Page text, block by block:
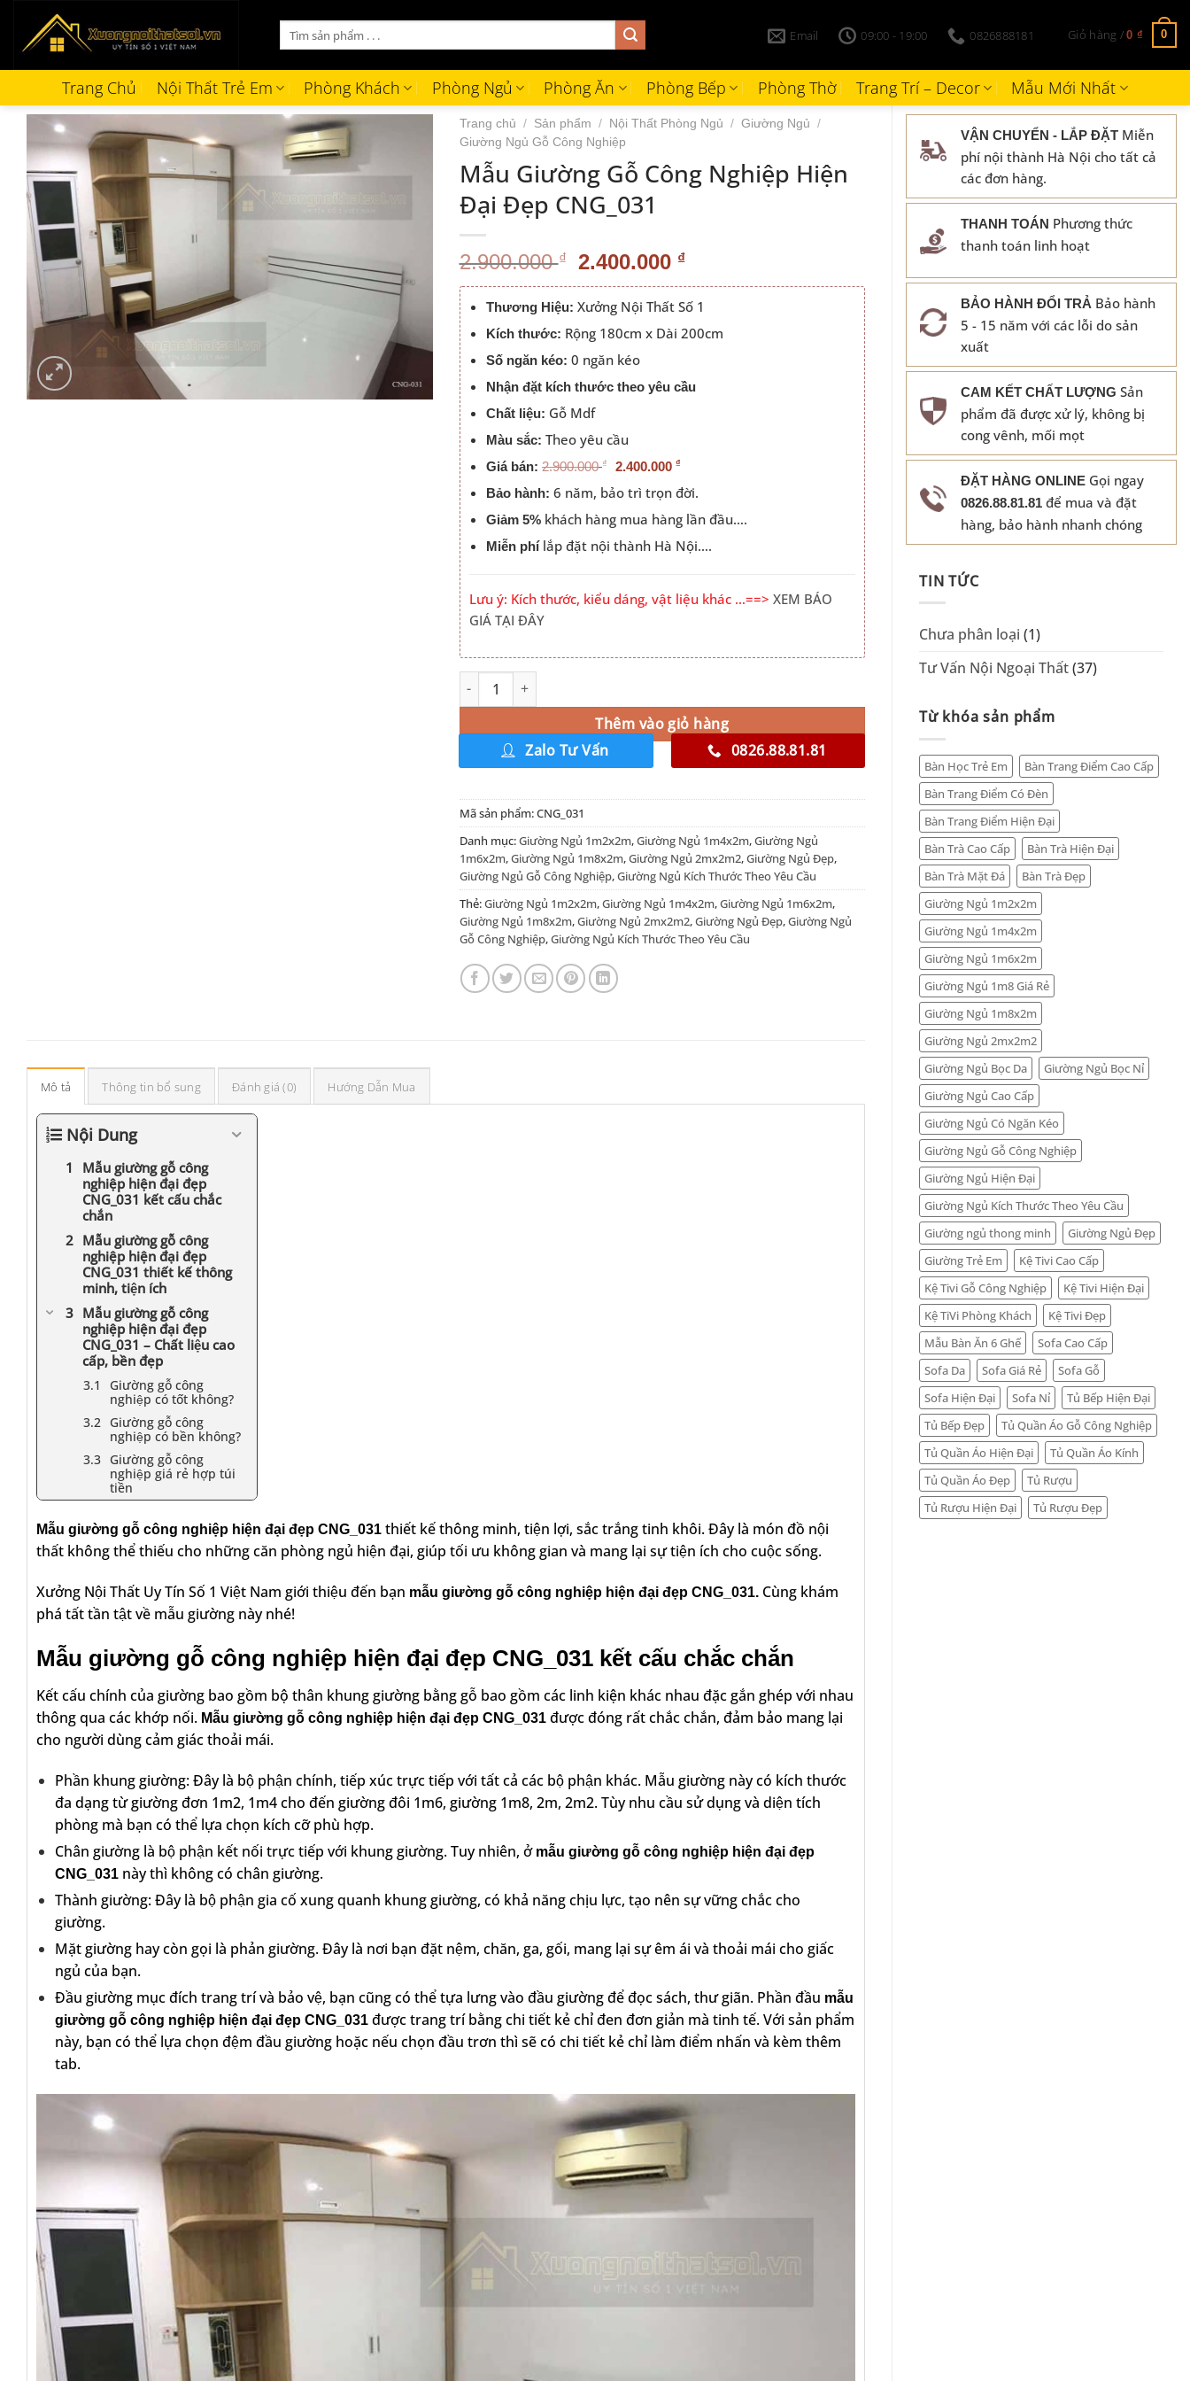
Tìm
kiếm:
Email 09:00 - 19:00 0826888181 Giỏ hàng /0 ₫ 0
Trang Chủ Nội Thất Trẻ Em Phòng Khách Phòng Ngủ Phòng Ăn Phòng Bếp Phòng Thờ Trang Trí – Decor Mẫu Mới Nhất
VẬN CHUYỂN - LẮP ĐẶT Miễn
phí nội thành Hà Nội cho tất cả
các đơn hàng.
THANH TOÁN Phương thức
thanh toán linh hoạt
BẢO HÀNH ĐỔI TRẢ Bảo hành
5 - 15 năm với các lỗi do sản
xuất
CAM KẾT CHẤT LƯỢNG Sản
phẩm đã được xử lý, không bị
cong vênh, mối mọt
ĐẶT HÀNG ONLINE Gọi ngay
0826.88.81.81 để mua và đặt
hàng, bảo hành nhanh chóng
TIN TỨC
Chưa phân loại (1)
Tư Vấn Nội Ngoại Thất(37)
Từ khóa sản phẩm
Bàn Học Trẻ Em
Bàn Trang Điểm Cao Cấp
Bàn Trang Điểm Có Đèn
Bàn Trang Điểm Hiện Đại
Bàn Trà Cao Cấp
Bàn Trà Hiện Đại
Bàn Trà Mặt Đá
Bàn Trà Đẹp
Giường Ngủ 1m2x2m
Giường Ngủ 1m4x2m
Giường Ngủ 1m6x2m
Giường Ngủ 1m8 Giá Rẻ
Giường Ngủ 1m8x2m
Giường Ngủ 2mx2m2
Giường Ngủ Bọc Da
Giường Ngủ Bọc Nỉ
Giường Ngủ Cao Cấp
Giường Ngủ Có Ngăn Kéo
Giường Ngủ Gỗ Công Nghiệp
Giường Ngủ Hiện Đại
Giường Ngủ Kích Thước Theo Yêu Cầu
Giường ngủ thong minh
Giường Ngủ Đẹp
Giường Trẻ Em
Kệ Tivi Cao Cấp
Kệ Tivi Gỗ Công Nghiệp
Kệ Tivi Hiện Đại
Kệ TiVi Phòng Khách
Kệ Tivi Đẹp
Mẫu Bàn Ăn 6 Ghế
Sofa Cao Cấp
Sofa Da
Sofa Giá Rẻ
Sofa Gỗ
Sofa Hiện Đại
Sofa Nỉ
Tủ Bếp Hiện Đại
Tủ Bếp Đẹp
Tủ Quần Áo Gỗ Công Nghiệp
Tủ Quần Áo Hiện Đại
Tủ Quần Áo Kính
Tủ Quần Áo Đẹp
Tủ Rượu
Tủ Rượu Hiện Đại
Tủ Rượu Đẹp
Trang chủ / Sản phẩm / Nội Thất Phòng Ngủ / Giường Ngủ
/
Giường Ngủ Gỗ Công Nghiệp
Mẫu Giường Gỗ Công Nghiệp Hiện
Đại Đẹp CNG_031
2.900.000₫ Giá
gốc
là:
2.900.000 ₫.
2.400.000 ₫Giá
hiện
tại
là:
2.400.000 ₫.
Thương Hiệu: Xưởng Nội Thất Số 1
Kích thước: Rộng 180cm x Dài 200cm
Số ngăn kéo: 0 ngăn kéo
Nhận đặt kích thước theo yêu cầu
Chất liệu: Gỗ Mdf
Màu sắc: Theo yêu cầu
Giá bán: 2.900.000 ₫ 2.400.000 ₫
Bảo hành: 6 năm, bảo trì trọn đời.
Giảm 5% khách hàng mua hàng lần đầu….
Miễn phílắp đặt nội thành Hà Nội….
Lưu ý: Kích thước, kiểu dáng, vật liệu khác …==> XEM BÁO
GIÁ TẠI ĐÂY
Mẫu Giường Gỗ Công Nghiệp Hiện Đại Đẹp CNG_031 số lượng
Thêm vào giỏ hàng
Alternative:
Zalo Tư Vấn 0826.88.81.81
Mã sản phẩm:CNG_031
Danh mục:Giường Ngủ 1m2x2m,Giường Ngủ 1m4x2m,Giường Ngủ
1m6x2m,Giường Ngủ 1m8x2m,Giường Ngủ 2mx2m2,Giường Ngủ Đẹp,
Giường Ngủ Gỗ Công Nghiệp,Giường Ngủ Kích Thước Theo Yêu Cầu
Thẻ:Giường Ngủ 1m2x2m,Giường Ngủ 1m4x2m,Giường Ngủ 1m6x2m,
Giường Ngủ 1m8x2m,Giường Ngủ 2mx2m2,Giường Ngủ Đẹp,Giường Ngủ
Gỗ Công Nghiệp,Giường Ngủ Kích Thước Theo Yêu Cầu
Mô tả Thông tin bổ sung Đánh giá (0) Hướng Dẫn Mua
Nội Dung
Mẫu giường gỗ công
nghiệp hiện đại đẹp
CNG_031 kết cấu chắc
chắn
Mẫu giường gỗ công
nghiệp hiện đại đẹp
CNG_031 thiết kế thông
minh, tiện ích
Mẫu giường gỗ công
nghiệp hiện đại đẹp
CNG_031 – Chất liệu cao
cấp, bền đẹp
Giường gỗ công
nghiệp có tốt không?
Giường gỗ công
nghiệp có bền không?
Giường gỗ công
nghiệp giá rẻ hợp túi
tiền
Mẫu giường gỗ công nghiệp hiện đại đẹp CNG_031 thiết kế thông minh, tiện lợi, sắc trắng tinh khôi. Đây là món đồ nội
thất không thể thiếu cho những căn phòng ngủ hiện đại, giúp tối ưu không gian và mang lại sự tiện ích cho cuộc sống.
Xưởng Nội Thất Uy Tín Số 1 Việt Nam giới thiệu đến bạn mẫu giường gỗ công nghiệp hiện đại đẹp CNG_031. Cùng khám
phá tất tần tật về mẫu giường này nhé!
Mẫu giường gỗ công nghiệp hiện đại đẹp CNG_031 kết cấu chắc chắn
Kết cấu chính của giường bao gồm bộ thân khung giường bằng gỗ bao gồm các linh kiện khác nhau đặc gắn ghép với nhau
thông qua các khớp nối. Mẫu giường gỗ công nghiệp hiện đại đẹp CNG_031 được đóng rất chắc chắn, đảm bảo mang lại
cho người dùng cảm giác thoải mái.
Phần khung giường: Đây là bộ phận chính, tiếp xúc trực tiếp với tất cả các bộ phận khác. Mẫu giường này có kích thước
đa dạng từ giường đơn 1m2, 1m4 cho đến giường đôi 1m6, giường 1m8, 2m, 2m2. Tùy nhu cầu sử dụng và diện tích
phòng mà bạn có thể lựa chọn kích cỡ phù hợp.
Chân giường là bộ phận kết nối trực tiếp với khung giường. Tuy nhiên, ở mẫu giường gỗ công nghiệp hiện đại đẹp
CNG_031 này thì không có chân giường.
Thành giường: Đây là bộ phận gia cố xung quanh khung giường, có khả năng chịu lực, tạo nên sự vững chắc cho
giường.
Mặt giường hay còn gọi là phản giường. Đây là nơi bạn đặt nệm, chăn, ga, gối, mang lại sự êm ái và thoải mái cho giấc
ngủ của bạn.
Đầu giường mục đích trang trí và bảo vệ, bạn cũng có thể tựa lưng vào đầu giường để đọc sách, thư giãn. Phần đầu mẫu
giường gỗ công nghiệp hiện đại đẹp CNG_031 được trang trí bằng chi tiết kẻ chỉ đen đơn giản mà tinh tế. Với sản phẩm
này, bạn có thể lựa chọn đệm đầu giường hoặc nếu chọn đầu trơn thì sẽ có chi tiết kẻ chỉ làm điểm nhấn và kèm thêm
tab.